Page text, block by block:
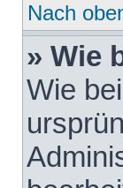
Nach
» Wie
Wie